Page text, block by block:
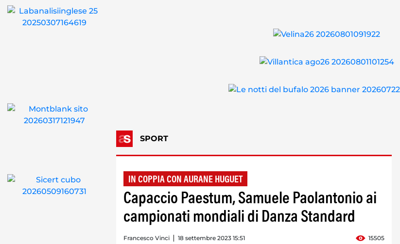
SPORT
IN COPPIA CON AURANE HUGUET
Capaccio Paestum, Samuele Paolantonio ai
campionati mondiali di Danza Standard
Francesco Vinci 18 settembre 2023 15:51 15505